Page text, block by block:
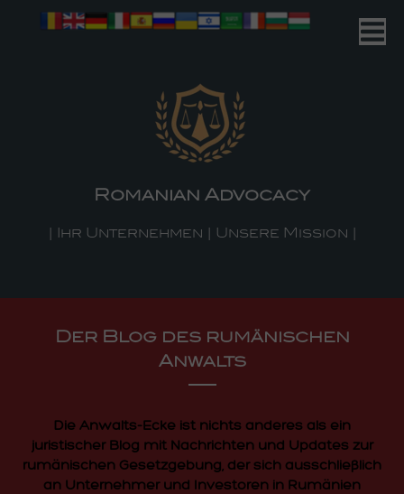
Der Blog des rumänischen
Anwalts
Die Anwalts-Ecke ist nichts anderes als ein
juristischer Blog mit Nachrichten und Updates zur
rumänischen Gesetzgebung, der sich ausschließlich
an Unternehmer und Investoren in Rumänien
Romanian Advocacy
| Ihr Unternehmen | Unsere Mission |